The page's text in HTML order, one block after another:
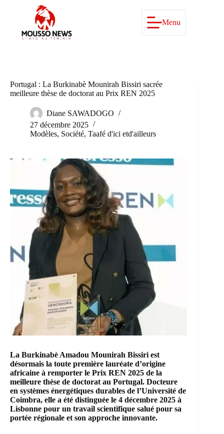
Menu
Portugal : La Burkinabè Mounirah Bissiri sacrée
meilleure thèse de doctorat au Prix REN 2025
Diane SAWADOGO
27 décembre 2025
Modèles, Société, Taafé d'ici etd'ailleurs
La Burkinabè Amadou Mounirah Bissiri est
désormais la toute première lauréate d’origine
africaine à remporter le Prix REN 2025 de la
meilleure thèse de doctorat au Portugal. Docteure
en systèmes énergétiques durables de l’Université de
Coimbra, elle a été distinguée le 4 décembre 2025 à
Lisbonne pour un travail scientifique salué pour sa
portée régionale et son approche innovante.